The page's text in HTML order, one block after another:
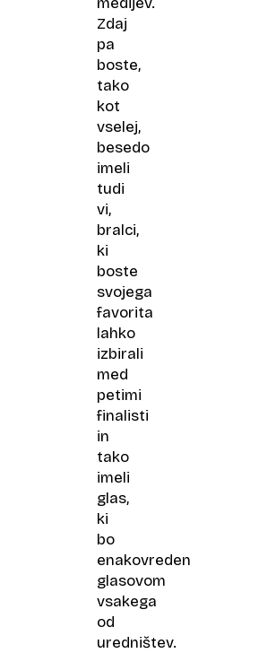
Zdaj
pa
boste,
tako
kot
vselej,
besedo
imeli
tudi
vi,
bralci,
ki
boste
svojega
favorita
lahko
izbirali
med
petimi
finalisti
in
tako
imeli
glas,
ki
bo
enakovreden
glasovom
vsakega
od
uredništev.